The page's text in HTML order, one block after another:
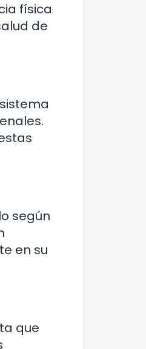
física
de
según
en su
que